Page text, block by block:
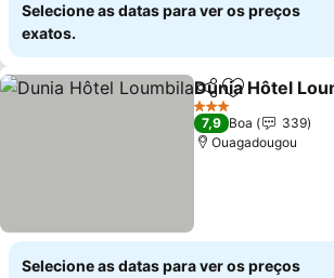
Selecione as datas para ver os preços
exatos.
PartilharAdicionar
Dunia Hôtel
3 Estrelas
7,9 Boa
339
Ouagadougou
Selecione as datas para ver os preços